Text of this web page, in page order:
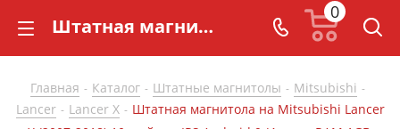
Штатная магнитола на Mitsubishi Lancer X (2007-2018) 10 дюймов IPS Android 9 (4 ядра, RAM 1GB, ROM 16GB) - купить в СarBaza
0
Главная - Каталог - Штатные магнитолы - Mitsubishi -
Lancer - Lancer X - Штатная магнитола на Mitsubishi Lancer